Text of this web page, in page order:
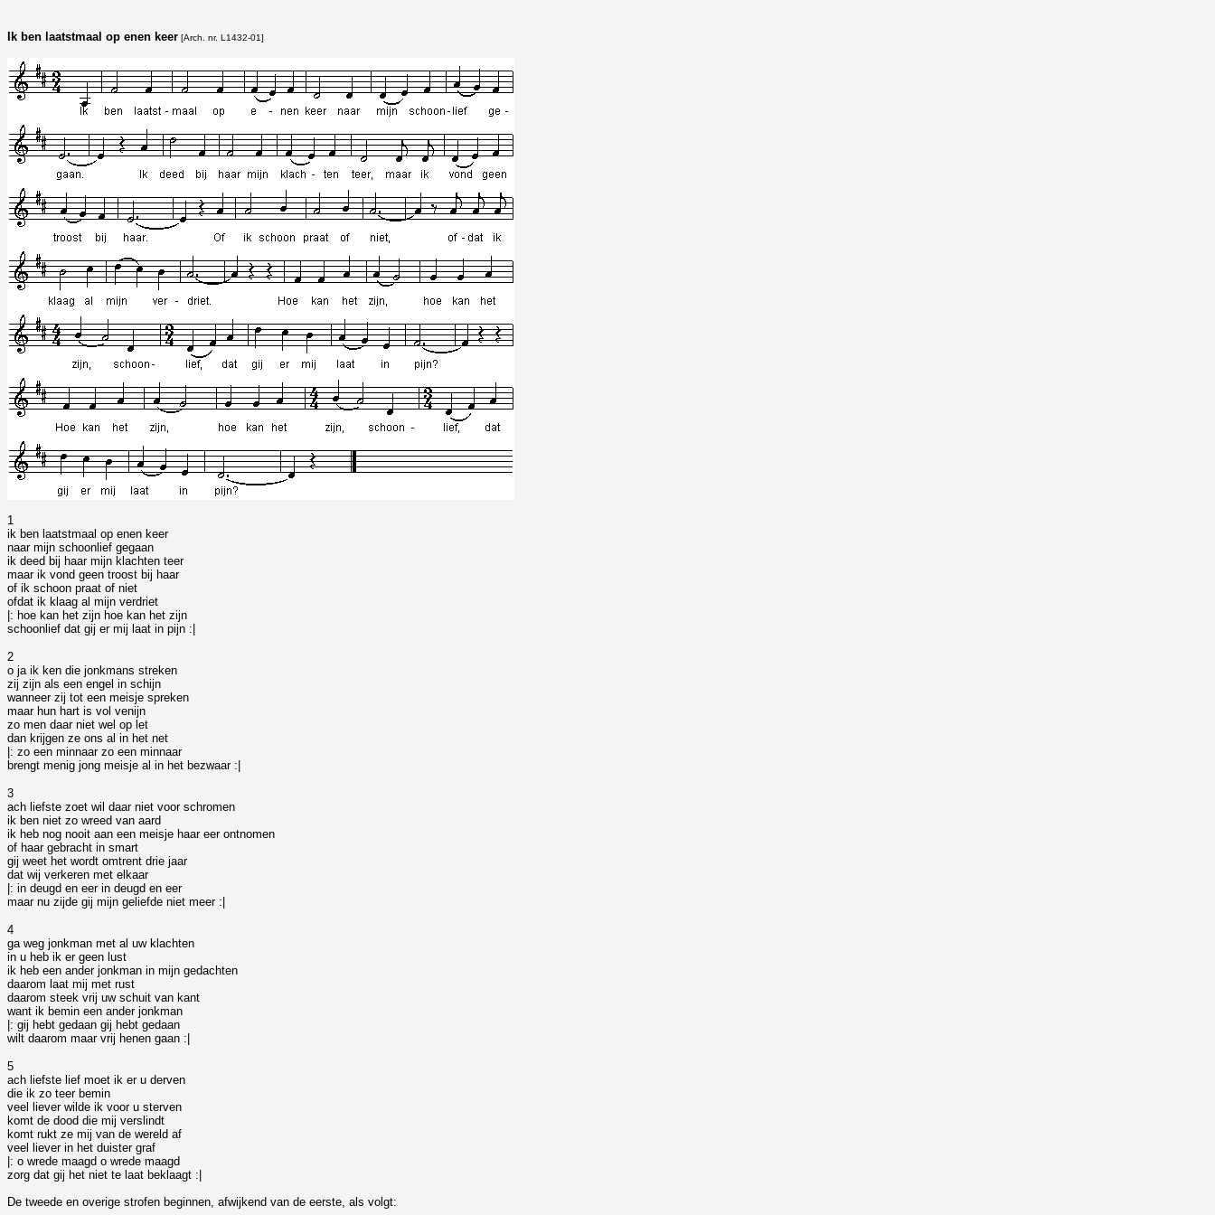
Ik ben laatstmaal op enen keer [Arch. nr. L1432-01]
1
ik ben laatstmaal op enen keer
naar mijn schoonlief gegaan
ik deed bij haar mijn klachten teer
maar ik vond geen troost bij haar
of ik schoon praat of niet
ofdat ik klaag al mijn verdriet
|: hoe kan het zijn hoe kan het zijn
schoonlief dat gij er mij laat in pijn :|
2
o ja ik ken die jonkmans streken
zij zijn als een engel in schijn
wanneer zij tot een meisje spreken
maar hun hart is vol venijn
zo men daar niet wel op let
dan krijgen ze ons al in het net
|: zo een minnaar zo een minnaar
brengt menig jong meisje al in het bezwaar :|
3
ach liefste zoet wil daar niet voor schromen
ik ben niet zo wreed van aard
ik heb nog nooit aan een meisje haar eer ontnomen
of haar gebracht in smart
gij weet het wordt omtrent drie jaar
dat wij verkeren met elkaar
|: in deugd en eer in deugd en eer
maar nu zijde gij mijn geliefde niet meer :|
4
ga weg jonkman met al uw klachten
in u heb ik er geen lust
ik heb een ander jonkman in mijn gedachten
daarom laat mij met rust
daarom steek vrij uw schuit van kant
want ik bemin een ander jonkman
|: gij hebt gedaan gij hebt gedaan
wilt daarom maar vrij henen gaan :|
5
ach liefste lief moet ik er u derven
die ik zo teer bemin
veel liever wilde ik voor u sterven
komt de dood die mij verslindt
komt rukt ze mij van de wereld af
veel liever in het duister graf
|: o wrede maagd o wrede maagd
zorg dat gij het niet te laat beklaagt :|
De tweede en overige strofen beginnen, afwijkend van de eerste, als volgt: